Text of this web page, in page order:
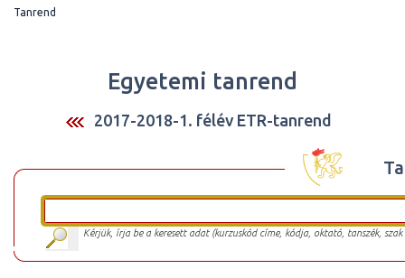
Tanrend
Egyetemi tanrend
2017-2018-1. félév ETR-tanrend
Kérjük, írja be a keresett adat (kurzuskód címe, kódja, oktató, tanszék,